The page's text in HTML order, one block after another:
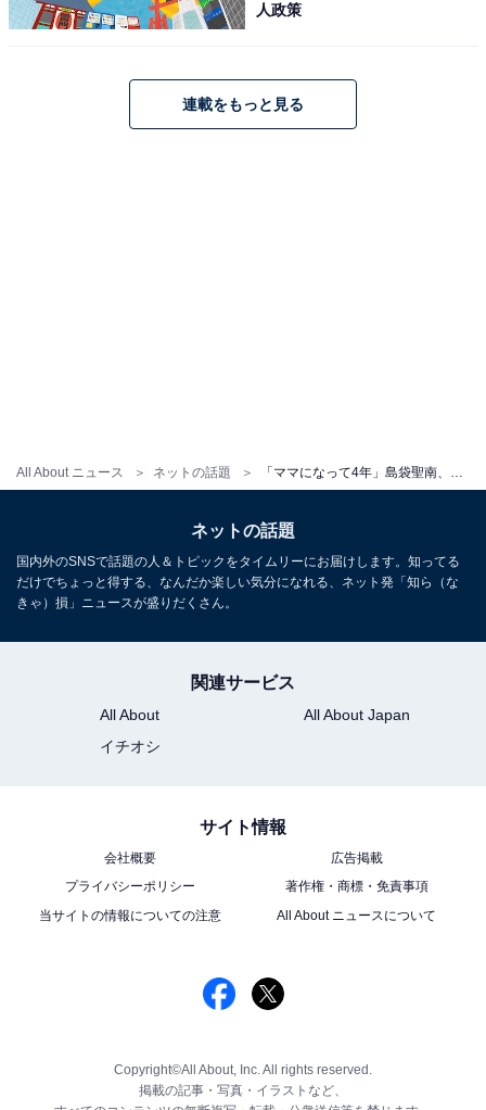
All About ニュース ネットの話題 「ママになって4年」島袋聖南、母の日にイケメン夫＆息子との“幸せ家族ショット”公開「毎日が幸せ」
人政策
連載をもっと見る
ネットの話題
国内外のSNSで話題の人＆トピックをタイムリーにお届けします。知ってる
だけでちょっと得する、なんだか楽しい気分になれる、ネット発「知ら（な
きゃ）損」ニュースが盛りだくさん。
関連サービス
All About
All About Japan
イチオシ
サイト情報
会社概要
広告掲載
プライバシーポリシー
著作権・商標・免責事項
当サイトの情報についての注意
All About ニュースについて
Copyright©All About, Inc. All rights reserved.
掲載の記事・写真・イラストなど、